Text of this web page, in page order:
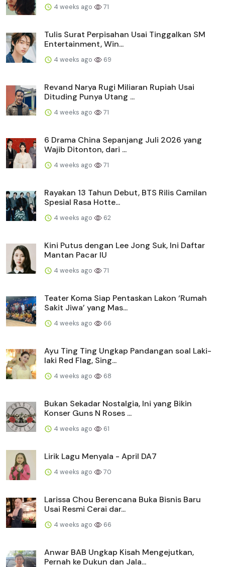
4 weeks ago 71
Tulis Surat Perpisahan Usai Tinggalkan SM
Entertainment, Win...
4 weeks ago 69
Revand Narya Rugi Miliaran Rupiah Usai
Dituding Punya Utang ...
4 weeks ago 71
6 Drama China Sepanjang Juli 2026 yang
Wajib Ditonton, dari ...
4 weeks ago 71
Rayakan 13 Tahun Debut, BTS Rilis Camilan
Spesial Rasa Hotte...
4 weeks ago 62
Kini Putus dengan Lee Jong Suk, Ini Daftar
Mantan Pacar IU
4 weeks ago 71
Teater Koma Siap Pentaskan Lakon ‘Rumah
Sakit Jiwa’ yang Mas...
4 weeks ago 66
Ayu Ting Ting Ungkap Pandangan soal Laki-
laki Red Flag, Sing...
4 weeks ago 68
Bukan Sekadar Nostalgia, Ini yang Bikin
Konser Guns N Roses ...
4 weeks ago 61
Lirik Lagu Menyala - April DA7
4 weeks ago 70
Larissa Chou Berencana Buka Bisnis Baru
Usai Resmi Cerai dar...
4 weeks ago 66
Anwar BAB Ungkap Kisah Mengejutkan,
Pernah ke Dukun dan Jala...